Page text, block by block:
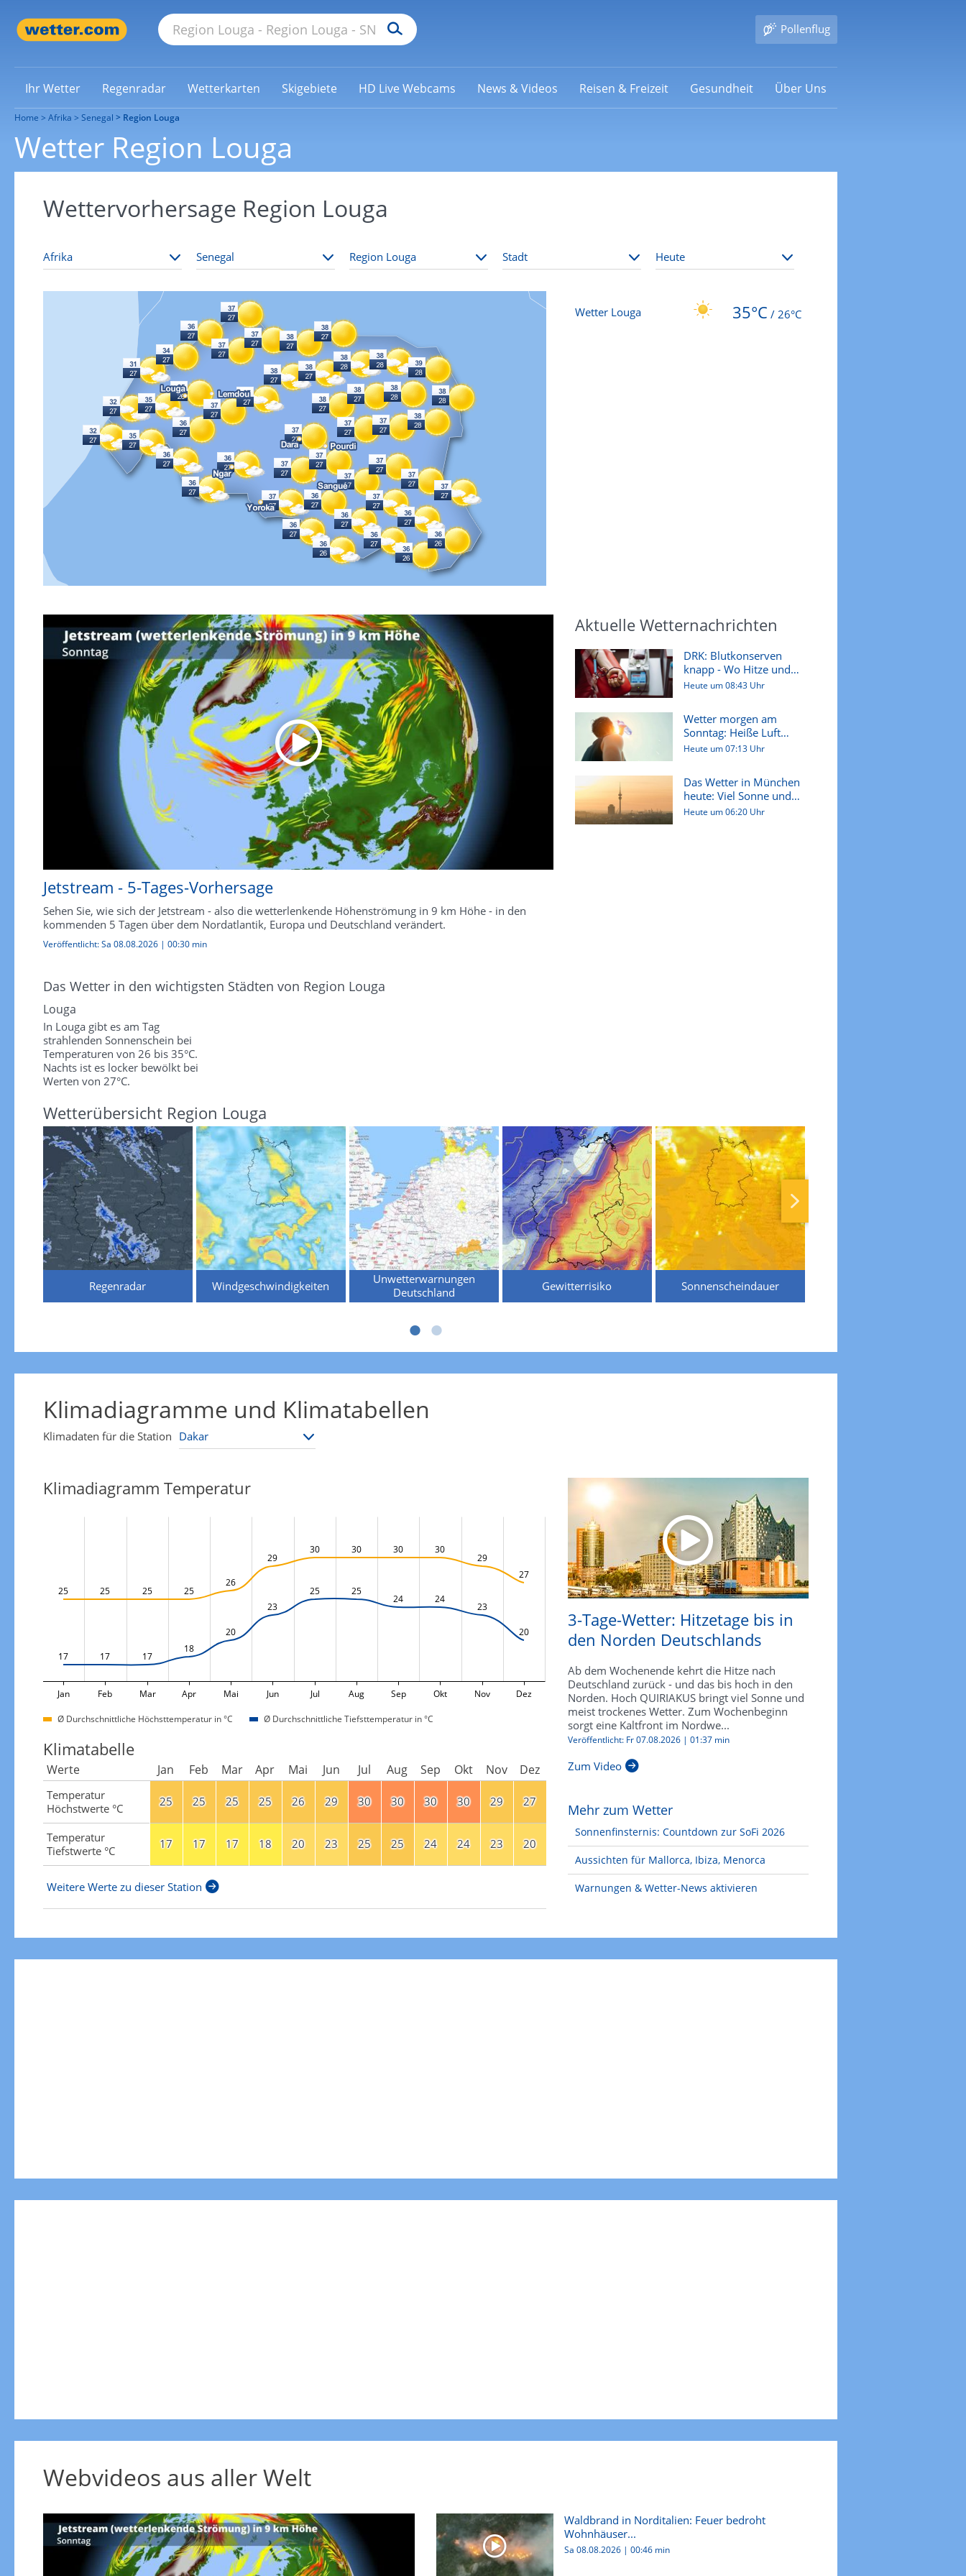
Pollenflug
Ihr Wetter Regenradar Wetterkarten Skigebiete HD Live Webcams News & Videos Reisen & Freizeit Gesundheit Über Uns
Home Afrika Senegal Region Louga
Wetter Region Louga
Wettervorhersage Region Louga
Wetter Louga 35°C / 26°C
Jetstream - 5-Tages-Vorhersage
Sehen Sie, wie sich der Jetstream - also die wetterlenkende Höhenströmung in 9 km Höhe - in den
kommenden 5 Tagen über dem Nordatlantik, Europa und Deutschland verändert.
Veröffentlicht:Sa 08.08.2026 | 00:30 min
Das Wetter in den wichtigsten Städten von Region Louga
Louga
In Louga gibt es am Tag
strahlenden Sonnenschein bei
Temperaturen von 26 bis 35°C.
Nachts ist es locker bewölkt bei
Werten von 27°C.
Aktuelle Wetternachrichten
DRK: Blutkonserven
knapp - Wo Hitze und
Ferien zum...
Heute um 08:43 Uhr
Wetter morgen am
Sonntag: Heiße Luft
steuert auf u...
Heute um 07:13 Uhr
Das Wetter in München
heute: Viel Sonne und
sommer...
Heute um 06:20 Uhr
Wetterübersicht Region Louga
Regenradar Windgeschwindigkeiten
Unwetterwarnungen
Deutschland
Gewitterrisiko Sonnenscheindauer
Klimadiagramme und Klimatabellen
Klimadaten für die Station
Klimadiagramm Temperatur
25 25 25 25
26
29
30 30 30 30
29
27
17 17 17
18
20
23
25 25
24 24
23
20
Jan Feb Mar Apr Mai Jun Jul Aug Sep Okt Nov Dez
Ø Durchschnittliche Höchsttemperatur in °C Ø Durchschnittliche Tiefsttemperatur in °C
Klimatabelle
Werte Jan Feb Mar Apr Mai Jun Jul Aug Sep Okt Nov Dez
Temperatur
Höchstwerte °C
25 25 25 25 26 29 30 30 30 30 29 27
Temperatur
Tiefstwerte °C
17 17 17 18 20 23 25 25 24 24 23 20
Weitere Werte zu dieser Station
3-Tage-Wetter: Hitzetage bis in
den Norden Deutschlands
Ab dem Wochenende kehrt die Hitze nach
Deutschland zurück - und das bis hoch in den
Norden. Hoch QUIRIAKUS bringt viel Sonne und
meist trockenes Wetter. Zum Wochenbeginn
sorgt eine Kaltfront im Nordwe...
Veröffentlicht: Fr 07.08.2026 | 01:37 min
Zum Video
Mehr zum Wetter
Sonnenfinsternis: Countdown zur SoFi 2026
Aussichten für Mallorca, Ibiza, Menorca
Warnungen & Wetter-News aktivieren
Webvideos aus aller Welt
Waldbrand in Norditalien: Feuer bedroht
Wohnhäuser...
Sa 08.08.2026 | 00:46 min